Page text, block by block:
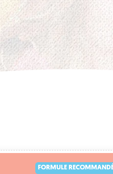
FORMULE RECOMMANDÉE
DELUXE BOX